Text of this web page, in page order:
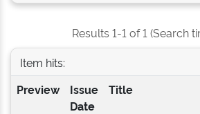
Results 1-1 of 1 (Search
Item hits:
Preview
Issue
Date
Title